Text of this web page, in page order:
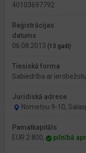
40103697792
Reģistrācijas
datums
06.08.2013 (13 gadi)
Tiesiskā forma
Sabiedrība ar
Juridiskā adrese
Nometņu 9-10,
Pamatkapitāls
EUR 2 800,
pilnībā